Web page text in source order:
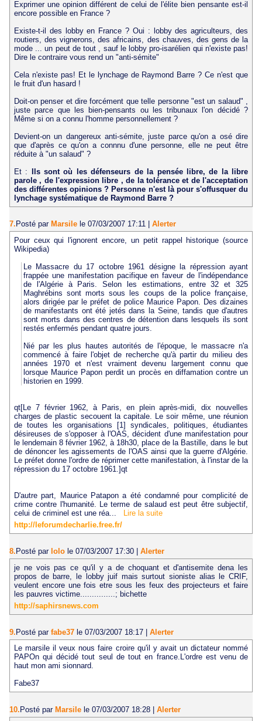
Exprimer une opinion différent de celui de l'élite bien pensante est-il
encore possible en France ?
Existe-t-il des lobby en France ? Oui : lobby des agriculteurs, des
routiers, des vignerons, des africains, des chauves, des gens de la
mode ... un peut de tout , sauf le lobby pro-isarélien qui n'existe pas!
Dire le contraire vous rend un "anti-sémite"
Cela n'existe pas! Et le lynchage de Raymond Barre ? Ce n'est que
le fruit d'un hasard !
Doit-on penser et dire forcément que telle personne "est un salaud" ,
juste parce que les bien-pensants ou les tribunaux l'on décidé ?
Même si on a connu l'homme personnellement ?
Devient-on un dangereux anti-sémite, juste parce qu'on a osé dire
que d'après ce qu'on a connnu d'une personne, elle ne peut être
réduite à "un salaud" ?
Et :
Ils sont où les défenseurs de la pensée libre, de la libre
parole , de l'expression libre , de la tolérance et de l'acceptation
des différentes opinions ? Personne n'est là pour s'offusquer du
lynchage systématique de Raymond Barre ?
7. Posté par Marsile le 07/03/2007 17:11
Alerter
Pour ceux qui l'ignorent encore, un petit rappel historique (source
Wikipedia)
Le Massacre du 17 octobre 1961 désigne la répression ayant
frappée une manifestation pacifique en faveur de l'indépendance
de l'Algérie à Paris. Selon les estimations, entre 32 et 325
Maghrébins sont morts sous les coups de la police française,
alors dirigée par le préfet de police Maurice Papon. Des dizaines
de manifestants ont été jetés dans la Seine, tandis que d'autres
sont morts dans des centres de détention dans lesquels ils sont
restés enfermés pendant quatre jours.
Nié par les plus hautes autorités de l'époque, le massacre n'a
commencé à faire l'objet de recherche qu'à partir du milieu des
années 1970 et n'est vraiment devenu largement connu que
lorsque Maurice Papon perdit un procès en diffamation contre un
historien en 1999.
qt[Le 7 février 1962, à Paris, en plein après-midi, dix nouvelles
charges de plastic secouent la capitale. Le soir même, une réunion
de toutes les organisations [1] syndicales, politiques, étudiantes
désireuses de s'opposer à l'OAS, décident d'une manifestation pour
le lendemain 8 février 1962, à 18h30, place de la Bastille, dans le but
de dénoncer les agissements de l'OAS ainsi que la guerre d'Algérie.
Le préfet donne l'ordre de réprimer cette manifestation, à l'instar de la
répression du 17 octobre 1961.]qt
D'autre part, Maurice Patapon a été condamné pour complicité de
crime contre l'humanité. Le terme de salaud est peut être subjectif,
celui de criminel est une réa...
Lire la suite
http://leforumdecharlie.free.fr/
8. Posté par lolo le 07/03/2007 17:30
Alerter
je ne vois pas ce qu'il y a de choquant et d'antisemite dena les
propos de barre, le lobby juif mais surtout sioniste alias le CRIF,
veulent encore une fois etre sous les feux des projecteurs et faire
les pauvres victime...............; bichette
http://saphirsnews.com
9.Posté par fabe37 le 07/03/2007 18:17 | Alerter
Le marsile il veux nous faire croire qu'il y avait un dictateur nommé
PAPOn qui décidé tout seul de tout en france.L'ordre est venu de
haut mon ami sionnard.
Fabe37
10. Posté par Marsile le 07/03/2007 18:28
Alerter